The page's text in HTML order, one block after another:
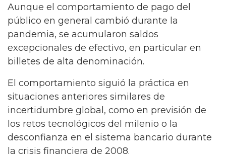
Aunque el comportamiento de pago del
público en general cambió durante la
pandemia, se acumularon saldos
excepcionales de efectivo, en particular en
billetes de alta denominación.
El comportamiento siguió la práctica en
situaciones anteriores similares de
incertidumbre global, como en previsión de
los retos tecnológicos del milenio o la
desconfianza en el sistema bancario durante
la crisis financiera de 2008.